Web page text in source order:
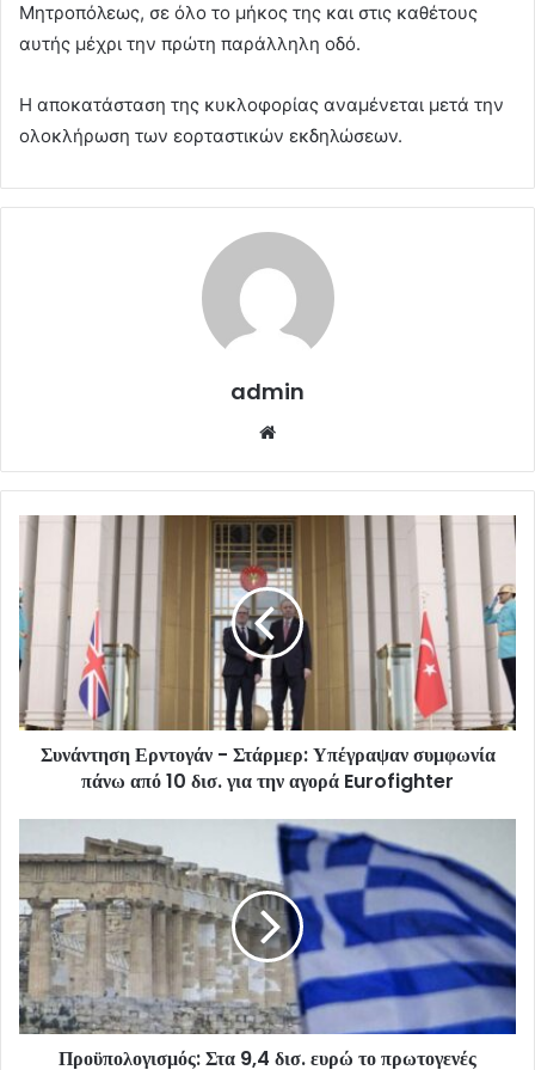
Μητροπόλεως, σε όλο το μήκος της και στις καθέτους
αυτής μέχρι την πρώτη παράλληλη οδό.
Η αποκατάσταση της κυκλοφορίας αναμένεται μετά την
ολοκλήρωση των εορταστικών εκδηλώσεων.
admin
Συνάντηση Ερντογάν - Στάρμερ: Υπέγραψαν συμφωνία
πάνω από 10 δισ. για την αγορά Eurofighter
Προϋπολογισμός: Στα 9,4 δισ. ευρώ το πρωτογενές